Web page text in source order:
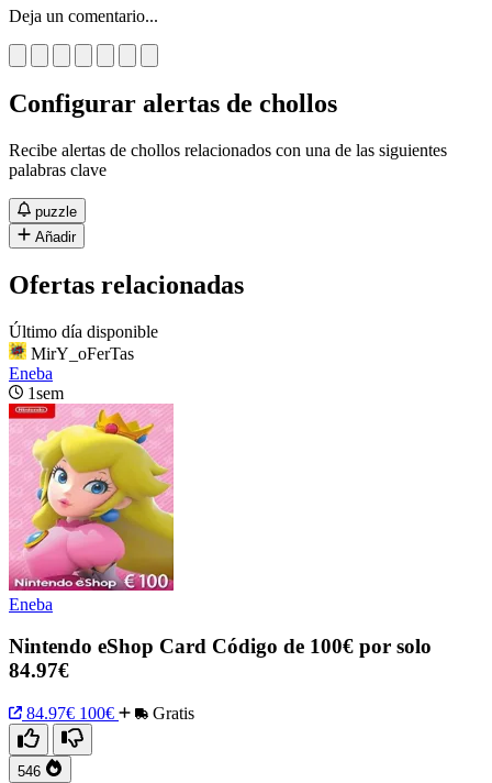
Deja un comentario...
Configurar alertas de chollos
Recibe alertas de chollos relacionados con una de las siguientes
palabras clave
puzzle
Añadir
Ofertas relacionadas
Último día disponible
MirY_oFerTas
Eneba
1sem
Eneba
Nintendo eShop Card Código de 100€ por solo
84.97€
84.97€ 100€ Gratis
546